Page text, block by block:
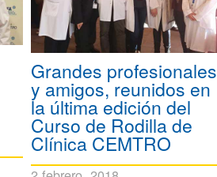
Grandes profesionales
y amigos, reunidos en
la última edición del
Curso de Rodilla de
Clínica CEMTRO